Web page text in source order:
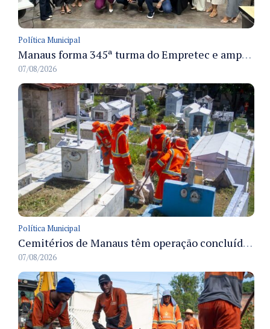
Política Municipal
Manaus forma 345ª turma do Empretec e amplia qualificação de empreendedores na cidade
07/08/2026
Política Municipal
Cemitérios de Manaus têm operação concluída e estrutura pronta para receber famílias no Dia dos Pais
07/08/2026